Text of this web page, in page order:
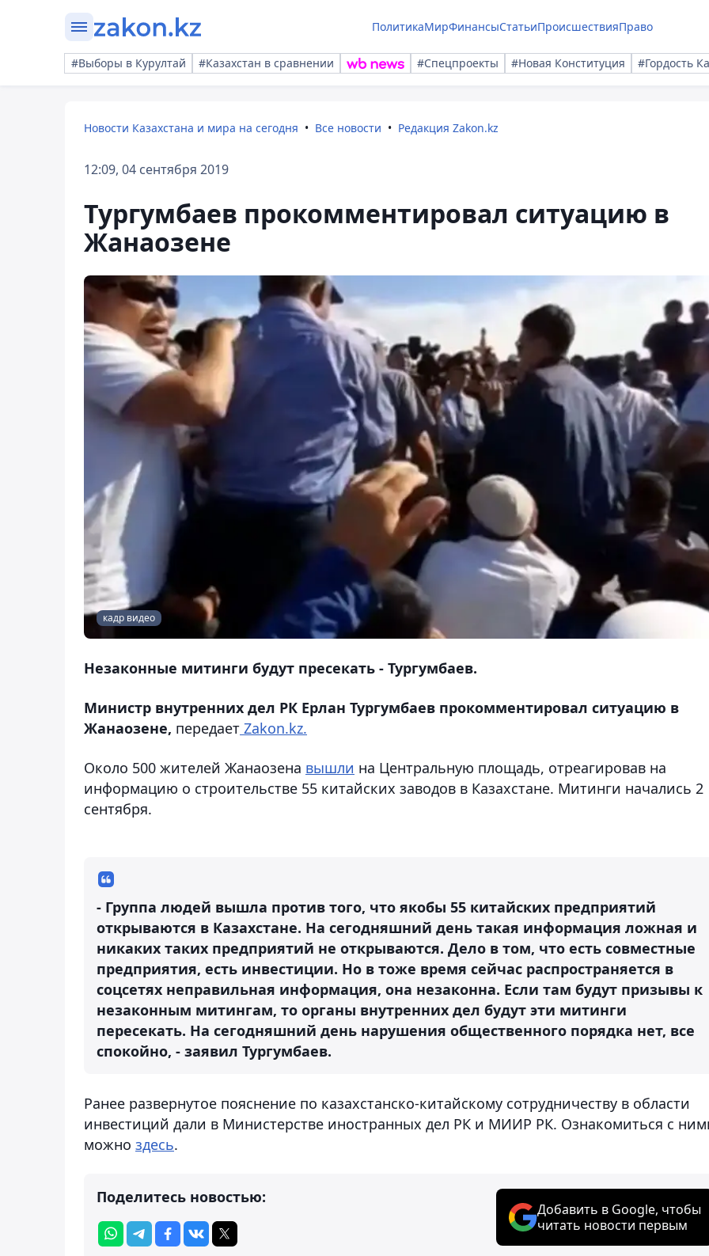
ПолитикаМирФинансыСтатьиПроисшествияПраво
#Выборы в Курултай #Казахстан в сравнении #Спецпроекты #Новая Конституция #Гордость
Новости Казахстана и мира на сегодня Все новости Редакция Zakon.kz
12:09, 04 сентября 2019
Тургумбаев прокомментировал ситуацию в
Жанаозене
кадр видео
Незаконные митинги будут пресекать - Тургумбаев.
Министр внутренних дел РК Ерлан Тургумбаев прокомментировал ситуацию в
Жанаозене, передает Zakon.kz.
Около 500 жителей Жанаозена вышли на Центральную площадь, отреагировав на
информацию о строительстве 55 китайских заводов в Казахстане. Митинги начались 2
сентября.
- Группа людей вышла против того, что якобы 55 китайских предприятий
открываются в Казахстане. На сегодняшний день такая информация ложная и
никаких таких предприятий не открываются. Дело в том, что есть совместные
предприятия, есть инвестиции. Но в тоже время сейчас распространяется в
соцсетях неправильная информация, она незаконна. Если там будут призывы к
незаконным митингам, то органы внутренних дел будут эти митинги
пересекать. На сегодняшний день нарушения общественного порядка нет, все
спокойно, - заявил Тургумбаев.
Ранее развернутое пояснение по казахстанско-китайскому сотрудничеству в области
инвестиций дали в Министерстве иностранных дел РК и МИИР РК. Ознакомиться с
можно здесь.
Поделитесь новостью:
Добавить в Google, чтобы
читать новости первым